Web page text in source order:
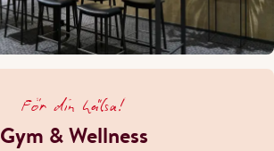
För din hälsa!
Gym & Wellness